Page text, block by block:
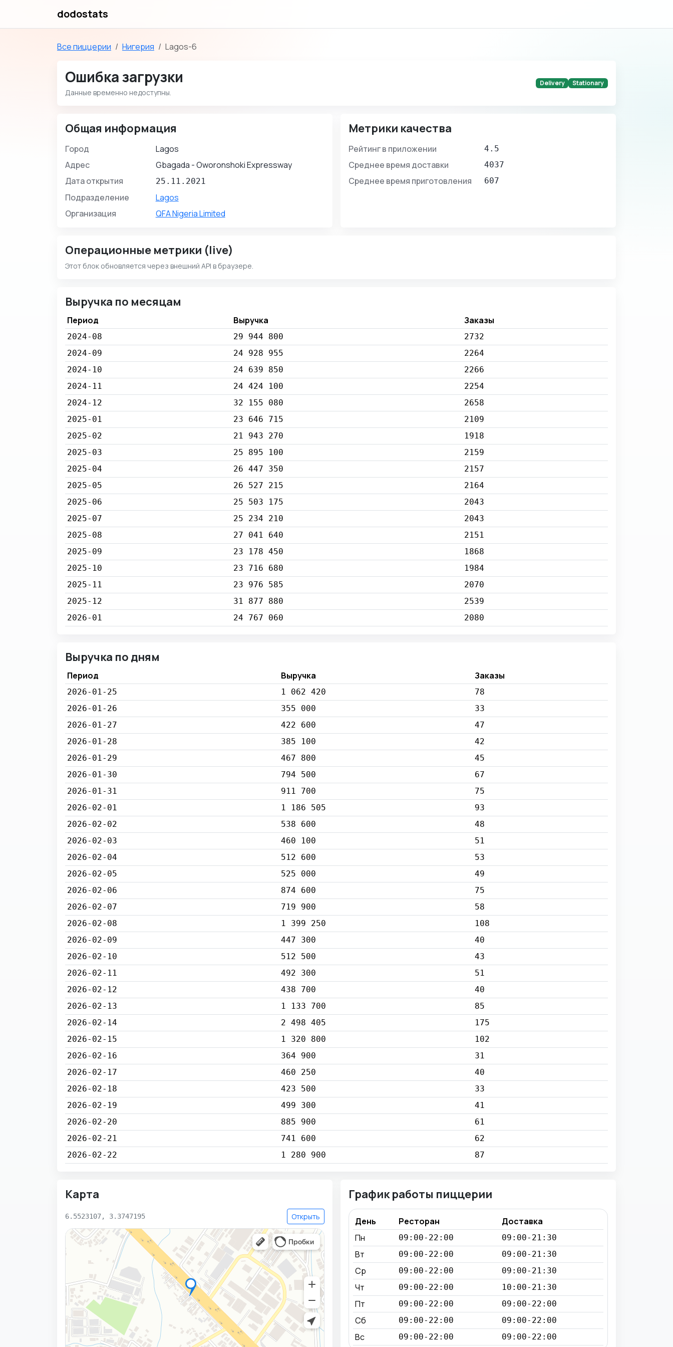
dodostats
Все пиццерии Нигерия Lagos-6
Ошибка загрузки
Данные временно недоступны.
Delivery Stationary
Общая информация
Город
Lagos
Адрес
Gbagada - Oworonshoki Expressway
Дата открытия
25.11.2021
Подразделение
Lagos
Организация
QFA Nigeria Limited
Метрики качества
Рейтинг в приложении 4.5
Среднее время доставки 4037
Среднее время приготовления 607
Операционные метрики (live)
Этот блок обновляется через внешний API в браузере.
Выручка по месяцам
Период Выручка Заказы
2024-08 29 944 800
2732
2024-09
24 928 955
2264
2024-10
24 639 850
2266
2024-11
24 424 100
2254
2024-12
32 155 080
2658
2025-01
23 646 715
2109
2025-02
21 943 270
1918
2025-03
25 895 100
2159
2025-04
26 447 350
2157
2025-05
26 527 215
2164
2025-06
25 503 175
2043
2025-07
25 234 210
2043
2025-08
27 041 640
2151
2025-09
23 178 450
1868
2025-10
23 716 680
1984
2025-11
23 976 585
2070
2025-12
31 877 880
2539
2026-01
24 767 060 2080
Выручка по дням
Период Выручка Заказы
2026-01-25 1 062 420
78
2026-01-26
355 000
33
2026-01-27
422 600
47
2026-01-28
385 100
42
2026-01-29
467 800
45
2026-01-30
794 500
67
2026-01-31
911 700
75
2026-02-01
1 186 505
93
2026-02-02
538 600
48
2026-02-03
460 100
51
2026-02-04
512 600
53
2026-02-05
525 000
49
2026-02-06
874 600
75
2026-02-07
719 900
58
2026-02-08
1 399 250
108
2026-02-09
447 300
40
2026-02-10
512 500
43
2026-02-11
492 300
51
2026-02-12
438 700
40
2026-02-13
1 133 700
85
2026-02-14
2 498 405
175
2026-02-15
1 320 800
102
2026-02-16
364 900
31
2026-02-17
460 250
40
2026-02-18
423 500
33
2026-02-19
499 300
41
2026-02-20
885 900
61
2026-02-21
741 600
62
2026-02-22
1 280 900 87
Карта
6.5523107, 3.3747195 Открыть
График работы пиццерии
День Ресторан
Доставка
Пн
09:00-22:00 09:00-21:30
Вт 09:00-22:00 09:00-21:30
Ср 09:00-22:00 09:00-21:30
Чт 09:00-22:00 10:00-21:30
Пт 09:00-22:00 09:00-22:00
Сб 09:00-22:00 09:00-22:00
Вс 09:00-22:00 09:00-22:00